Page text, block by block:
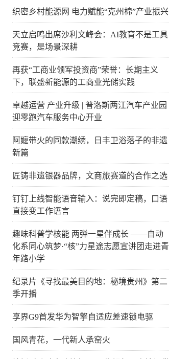
织密乡村能源网 电力赋能“克州棉”产业振兴
天立启鸣出席沙利文峰会：AI教育不是工具
竞赛，是场景深耕
再获“工商业领军投资商”荣誉：长期主义
下，联盛新能源的工商业光储实践
卓越运营 产业升级 | 普洛斯两江汽车产业园
迎零跑汽车服务中心开业
阿嬷带火的同款潮绣，日丰卫浴落子的非遗
新篇
匠铸非遗银器品牌，文商旅赛道的合作之选
钉钉上线智能语音输入：说完即定稿，口语
直接变工作语言
趣味科普学核能 两弹一星伴成长 ——自动
化系同心筑梦·“核”力星途志愿宣讲团走进青
年路小学
纪录片《寻找最美目的地：秘境贵州》第二
季开播
享界G9首发华为智擎自适应差速锁电驱
国风青花，一代新人承窑火